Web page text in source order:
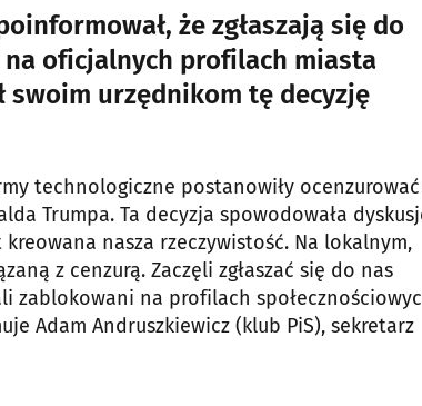
że zgłaszają się do
oficjalnych profilach miasta
swoim urzędnikom tę decyzję
technologiczne postanowiły
Trumpa. Ta decyzja spowodowała
nasza rzeczywistość. Na lokalnym,
z cenzurą. Zaczęli zgłaszać się do nas
zablokowani na profilach
Adam Andruszkiewicz (klub PiS), sekretarz